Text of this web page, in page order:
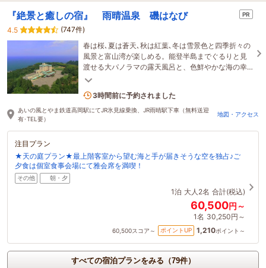
『絶景と癒しの宿』 雨晴温泉 磯はなび PR
4.5
(747件)
春は桜､夏は蒼天､秋は紅葉､冬は雪景色と四季折々の
風景と富山湾が楽しめる。能登半島までぐるりと見
渡せる大パノラマの露天風呂と、色鮮やかな海の幸
を堪能！磯はなびで贅沢な休日をお過ごしくださ
3時間前に予約されました
あいの風とやま鉄道高岡駅にてJR氷見線乗換、JR雨晴駅下車（無料送迎
有･TEL要）
地図・アクセス
注目プラン
★天の庭プラン★最上階客室から望む海と手が届きそうな空を独占♪ご
夕食は個室食事会場にて雅会席を満喫！
その他 朝・夕
1泊 大人2名 合計(税込)
60,500円～
1名 30,250円～
60,500スコア～ ポイントUP 1,210ポイント～
すべての宿泊プランをみる（79件）